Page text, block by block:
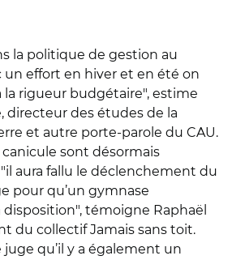
la politique de gestion au
effort en hiver et en été on
la rigueur budgétaire", estime
directeur des études de la
et autre porte-parole du CAU.
canicule sont désormais
"il aura fallu le déclenchement du
pour qu’un gymnase
disposition", témoigne Raphaël
du collectif Jamais sans toit.
qu’il y a également un